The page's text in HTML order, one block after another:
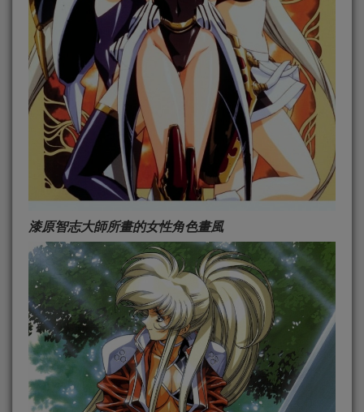
漆原智志大師所畫的女性角色畫風